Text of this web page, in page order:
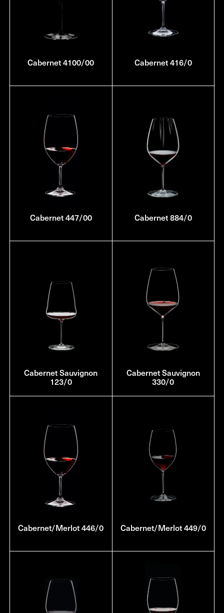
Cabernet 4100/00 Cabernet 416/0
Cabernet 447/00 Cabernet 884/0
Cabernet Sauvignon
123/0
Cabernet Sauvignon
330/0
Cabernet/Merlot 446/0 Cabernet/Merlot 449/0